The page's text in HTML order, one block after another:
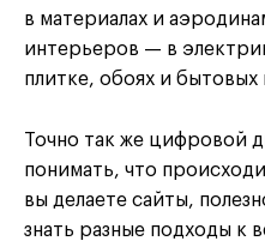
в материалах и
интерьеров — в
плитке, обоях и
Точно так же цифровой
понимать, что
вы делаете сайты,
знать разные подходы к